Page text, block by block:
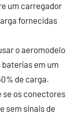
um carregador
fornecidas
o aeromodelo
em um
de carga.
se os conectores
sem sinais de